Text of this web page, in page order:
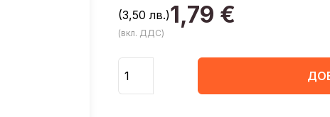
1,79 €
(3,50 лв.)
(вкл. ДДС)